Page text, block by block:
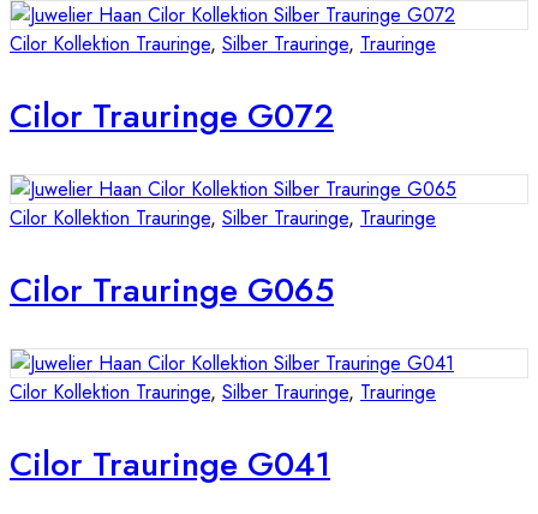
Cilor Kollektion Trauringe, Silber Trauringe, Trauringe
Cilor Trauringe G072
Cilor Kollektion Trauringe, Silber Trauringe, Trauringe
Cilor Trauringe G065
Cilor Kollektion Trauringe, Silber Trauringe, Trauringe
Cilor Trauringe G041